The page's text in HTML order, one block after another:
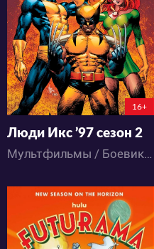
32 14
3:5:58:12
16+
Люди Икс ’97 сезон 2
Мультфильмы / Боевик / Драма / Приключения / Фантастика / Фэнтези